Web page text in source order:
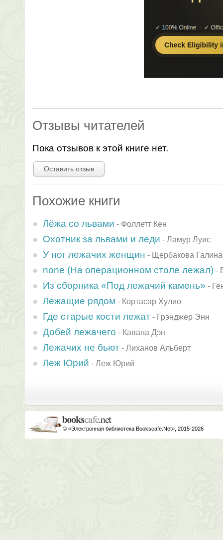
Отзывы читателей
Пока отзывов к этой книге нет.
Оставить отзыв
Похожие книги
Лёжа со львами - Фоллетт Кен
Охотник за львами и леди - Ламур Луис
У ног лежачих женщин - Щербакова Галина
none (Hа опеpационном столе лежал) -
Из сборника «Под лежачий камень» -
Лежащие рядом - Кортасар Хулио
Где старые кости лежат - Грэнджер Энн
Добей лежачего - Кавана Дэн
Лежачих не бьют - Лиханов Альберт
Леж Юрий - Леж Юрий
© «Электронная библиотека Bookscafe.Net», 2015-2026